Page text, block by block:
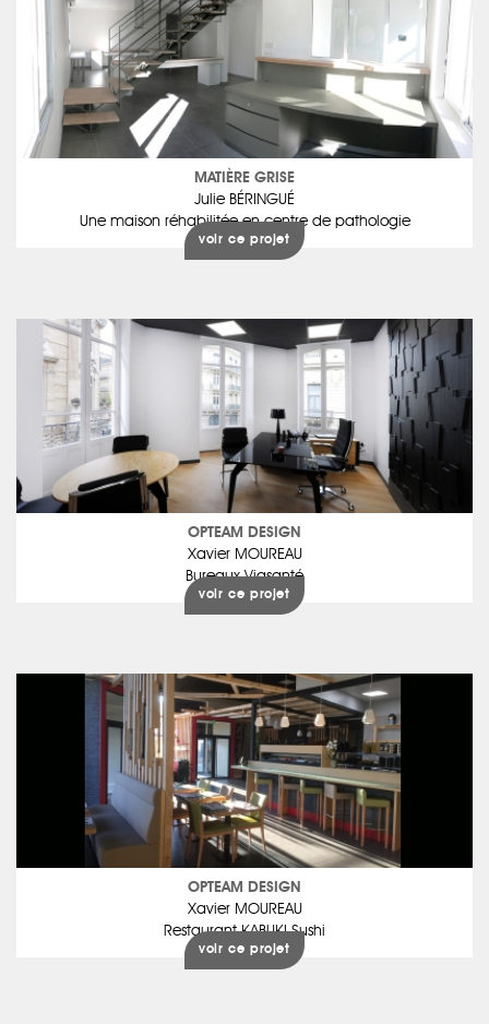
MATIÈRE GRISE
Julie BÉRINGUÉ
Une maison réhabilitée en centre de pathologie
voir ce projet
OPTEAM DESIGN
Xavier MOUREAU
Bureaux Viasanté
voir ce projet
OPTEAM DESIGN
Xavier MOUREAU
Restaurant KABUKI Sushi
voir ce projet